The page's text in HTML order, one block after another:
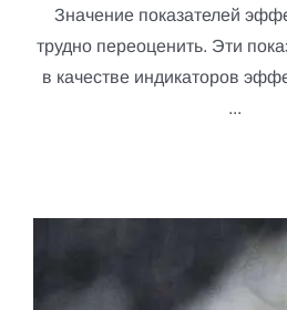
Значение показателей
трудно переоценить. Эти
в качестве индикаторов
...